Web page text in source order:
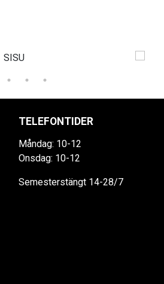
TELEFONTIDER
Måndag: 10-12
Onsdag: 10-12
Semesterstängt 14-28/7